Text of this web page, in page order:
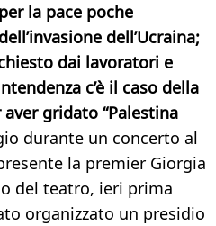
la pace poche
dell’Ucraina;
dai lavoratori e
c’è il caso della
gridato “Palestina
durante un concerto al
la premier Giorgia
del teatro, ieri prima
organizzato un presidio